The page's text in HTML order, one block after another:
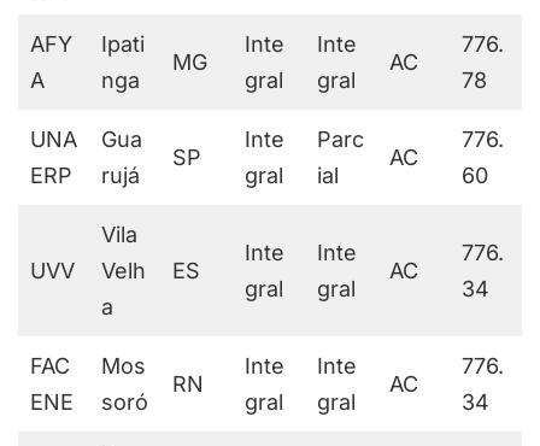
AFY
A
Ipati
nga
MG
Inte
gral
Inte
gral
AC
776.
78
UNA
ERP
Gua
rujá
SP
Inte
gral
Parc
ial
AC
776.
60
UVV
Vila
Velh
a
ES
Inte
gral
Inte
gral
AC
776.
34
FAC
ENE
Mos
soró
RN
Inte
gral
Inte
gral
AC
776.
34